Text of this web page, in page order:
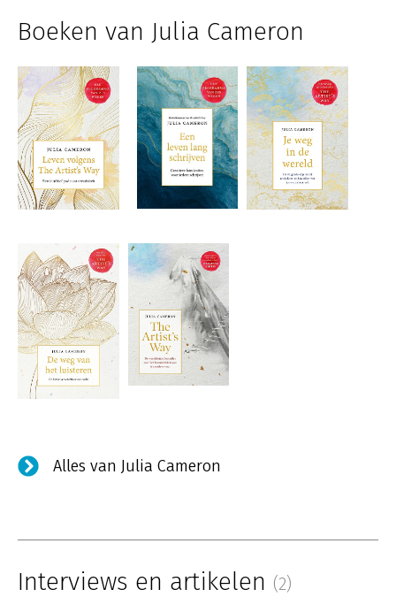
Boeken van Julia Cameron
Alles van Julia Cameron
Interviews en artikelen (2)